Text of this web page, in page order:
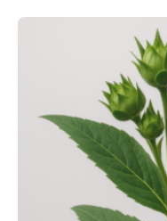
aber Krankheiten
und dem Gartenbau
daher entscheidend,
bekämpfen, während
erhalten bleiben. An
Gießen (JLU)
Marc F. Schetelig am
biotechnologische